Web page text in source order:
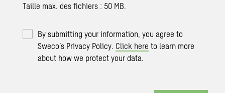
Taille max. des fichiers : 50 MB.
By submitting your information, you agree to
Sweco’s Privacy Policy. Click here to learn more
about how we protect your data.